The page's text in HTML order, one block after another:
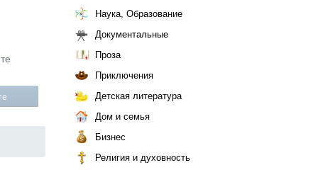
Наука, Образование
Документальные
Проза
Приключения
Детская литература
Дом и семья
Бизнес
Религия и духовность